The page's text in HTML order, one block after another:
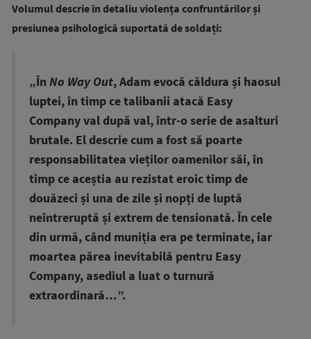
Volumul descrie în detaliu violența confruntărilor și
presiunea psihologică suportată de soldați:
„În No Way Out, Adam evocă căldura și haosul
luptei, în timp ce talibanii atacă Easy
Company val după val, într-o serie de asalturi
brutale. El descrie cum a fost să poarte
responsabilitatea vieților oamenilor săi, în
timp ce aceștia au rezistat eroic timp de
douăzeci și una de zile și nopți de luptă
neîntreruptă și extrem de tensionată. În cele
din urmă, când muniția era pe terminate, iar
moartea părea inevitabilă pentru Easy
Company, asediul a luat o turnură
extraordinară…”.